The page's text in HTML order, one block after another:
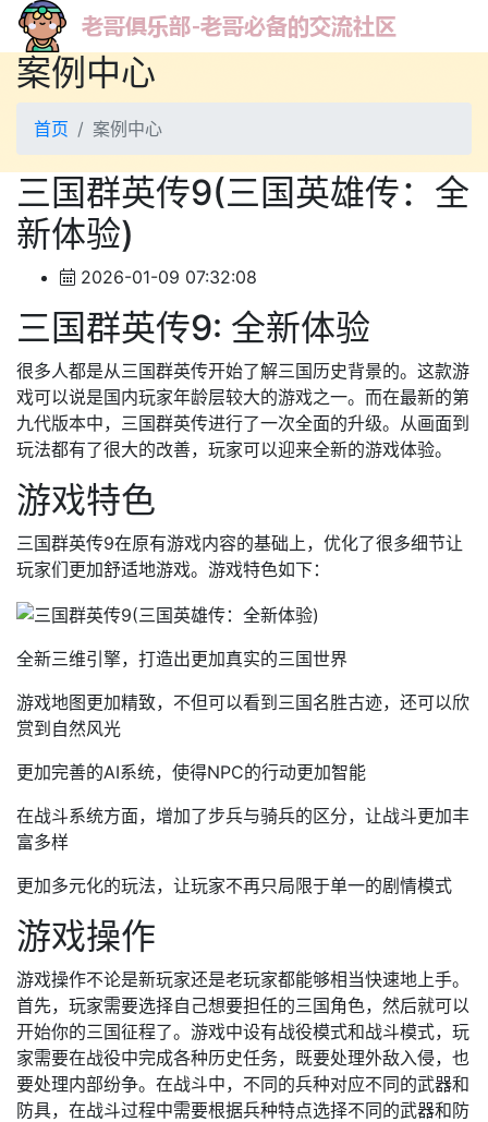
案例中心
首页 案例中心
三国群英传9(三国英雄传：全
新体验)
2026-01-09 07:32:08
三国群英传9: 全新体验
很多人都是从三国群英传开始了解三国历史背景的。这款游
戏可以说是国内玩家年龄层较大的游戏之一。而在最新的第
九代版本中，三国群英传进行了一次全面的升级。从画面到
玩法都有了很大的改善，玩家可以迎来全新的游戏体验。
游戏特色
三国群英传9在原有游戏内容的基础上，优化了很多细节让
玩家们更加舒适地游戏。游戏特色如下：
全新三维引擎，打造出更加真实的三国世界
游戏地图更加精致，不但可以看到三国名胜古迹，还可以欣
赏到自然风光
更加完善的AI系统，使得NPC的行动更加智能
在战斗系统方面，增加了步兵与骑兵的区分，让战斗更加丰
富多样
更加多元化的玩法，让玩家不再只局限于单一的剧情模式
游戏操作
游戏操作不论是新玩家还是老玩家都能够相当快速地上手。
首先，玩家需要选择自己想要担任的三国角色，然后就可以
开始你的三国征程了。游戏中设有战役模式和战斗模式，玩
家需要在战役中完成各种历史任务，既要处理外敌入侵，也
要处理内部纷争。在战斗中，不同的兵种对应不同的武器和
防具，在战斗过程中需要根据兵种特点选择不同的武器和防